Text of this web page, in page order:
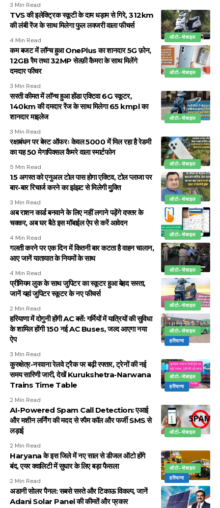
3 Min Read
ऑटो-मोबाइल
TVS की इलेक्ट्रिक स्कूटी के दाम धड़ाम से गिरे, 312km
की लंबी रेंज के साथ मिलेगा फुल लक्जरी वाला फीचर्स
4 Min Read
ऑटो-मोबाइल
कम बजट में लॉन्च हुआ OnePlus का शानदार 5G फ़ोन,
12GB रैम तथा 32MP सेल्फ़ी कैमरा के साथ मिलेंगे
दमदार फीचर
3 Min Read
ऑटो-मोबाइल
सस्ती कीमत में लॉन्च हुआ होंडा एक्टिवा 6G स्कूटर,
140km की दमदार रेंज के साथ मिलेगा 65 kmpl का
शानदार माइलेज
3 Min Read
ऑटो-मोबाइल
रक्षाबंधन पर बेस्ट ऑफरः केवल ₹5000 में मिल रहा है रेडमी
का यह 50 मेगापिक्सल कैमरे वाला स्मार्टफोन
5 Min Read
ऑटो-मोबाइल
15 अगस्त को एनुअल टोल पास होगा एक्टिव, टोल प्लाजा पर
बार-बार रिचार्ज करने का झंझट से मिलेगी मुुक्ति
3 Min Read
ऑटो-मोबाइल
अब राशन कार्ड बनवाने के लिए नहीं लगाने पड़ेंगे दफ्तर के
चक्कर, अब घर बैठे इस मॉबाईल ऐप से करें आवेदन
4 Min Read
ऑटो-मोबाइल
गलती करने पर एक दिन में कितनी बार कटता है वाहन चालान,
आए जानें यातायात के नियमों के साथ
4 Min Read
ऑटो-मोबाइल
प्रीमियम लुक के साथ जुपिटर का स्कूटर हुआ बेहद सस्ता,
जानें यहां जुपिटर स्कूटर के नए फीचर्स
2 Min Read
ऑटो-मोबाइल
हरियाणा
हरियाणा में दोगुनी होंगी AC बसें: गर्मियों में यात्रियों की सुविधा
के शामिल होंगी 150 नई AC Buses, जल्द आएगा नया
ऐप
3 Min Read
ऑटो-मोबाइल
हरियाणा
कुरुक्षेत्र-नरवाना रेलवे ट्रैक पर बढ़ी रफ्तार, ट्रेनों की नई
समय सारिणी जारी, देखें Kurukshetra-Narwana
Trains Time Table
2 Min Read
ऑटो-मोबाइल
AI-Powered Spam Call Detection: एआई
और मशीन लर्निंग की मदद से स्पैम कॉल और फर्जी SMS से
लड़ाई
2 Min Read
ऑटो-मोबाइल
हरियाणा
Haryana के इस जिले में नए साल से डीजल ऑटो होंगे
बंद, एयर क्वालिटी में सुधार के लिए बड़ा फैसला
2 Min Read
अडानी सोलर पैनल: सबसे सस्ते और टिकाऊ विकल्प, जानें
Adani Solar Panel की कीमतें और प्रकार